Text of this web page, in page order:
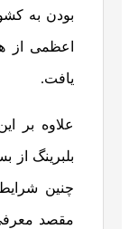
بودن به
اعظمی از
یافت.
علاوه بر
بلبرینگ از
چنین
مقصد